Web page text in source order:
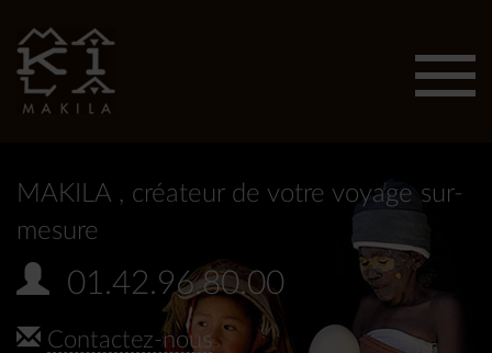
MAKILA , créateur de votre voyage sur-
mesure
01.42.96.80.00
Contactez-nous